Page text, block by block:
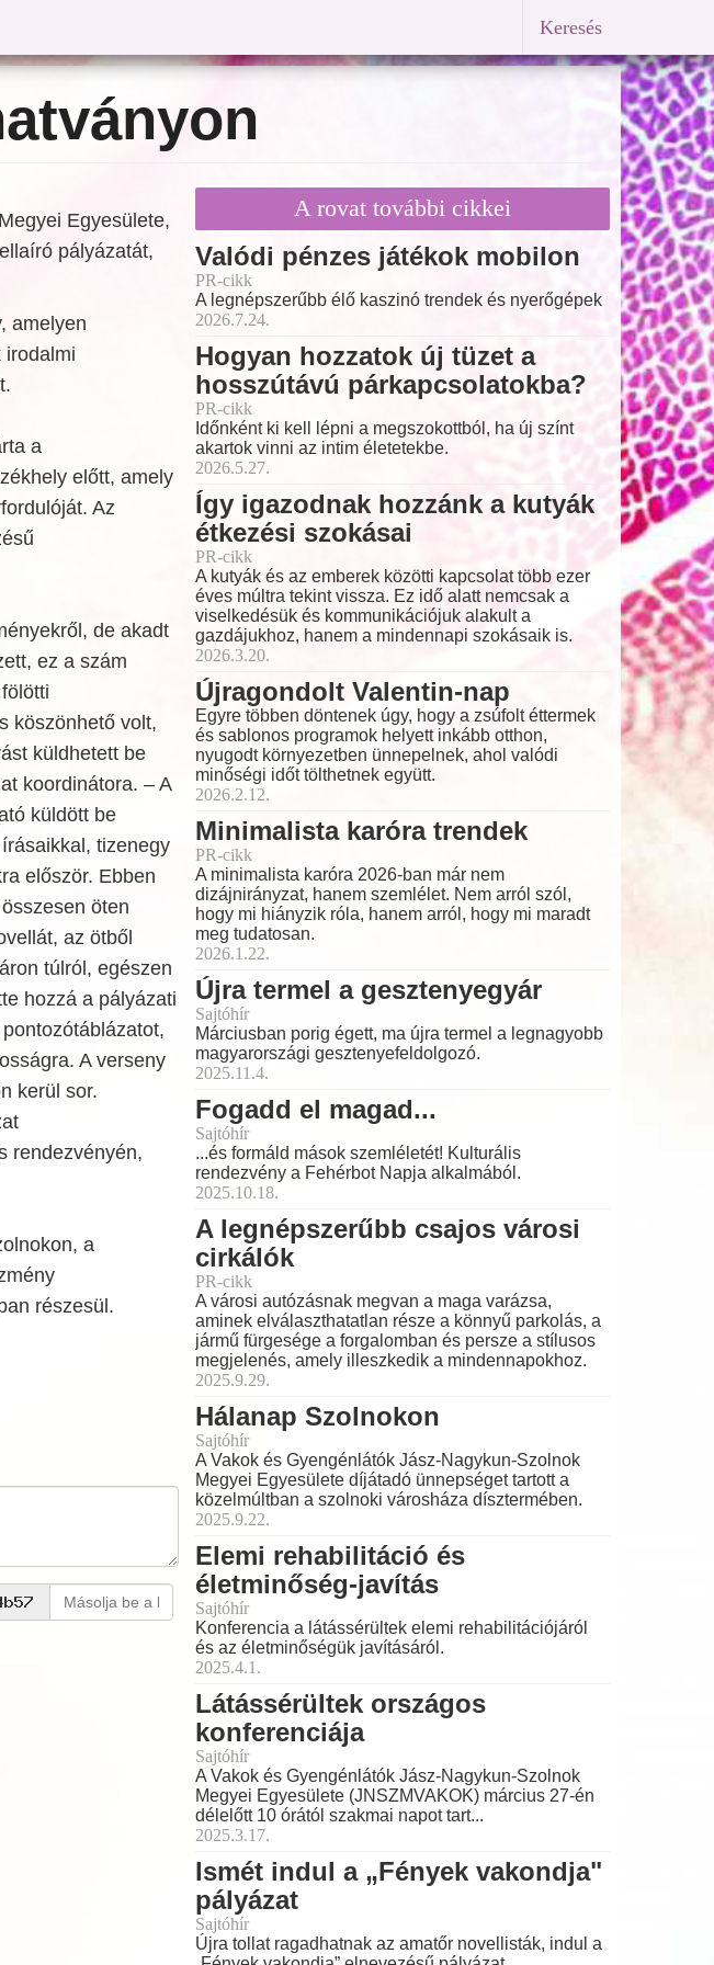
Keresés
Egyesülete,
pályázatát,
amelyen
irodalmi
a
előtt, amely
Az
de akadt
ez a szám
köszönhető volt,
küldhetett be
koordinátora. – A
küldött be
tizenegy
először. Ebben
öten
az ötből
túlról, egészen
hozzá a pályázati
A verseny
kerül sor.
rendezvényén,
a
részesül.
A rovat további cikkei
Valódi pénzes játékok mobilon
PR-cikk
A legnépszerűbb élő kaszinó trendek és nyerőgépek
2026.7.24.
Hogyan hozzatok új tüzet a
hosszútávú párkapcsolatokba?
PR-cikk
Időnként ki kell lépni a megszokottból, ha új színt
akartok vinni az intim életetekbe.
2026.5.27.
Így igazodnak hozzánk a kutyák
étkezési szokásai
PR-cikk
A kutyák és az emberek közötti kapcsolat több ezer
éves múltra tekint vissza. Ez idő alatt nemcsak a
viselkedésük és kommunikációjuk alakult a
gazdájukhoz, hanem a mindennapi szokásaik is.
2026.3.20.
Újragondolt Valentin-nap
Egyre többen döntenek úgy, hogy a zsúfolt éttermek
és sablonos programok helyett inkább otthon,
nyugodt környezetben ünnepelnek, ahol valódi
minőségi időt tölthetnek együtt.
2026.2.12.
Minimalista karóra trendek
PR-cikk
A minimalista karóra 2026-ban már nem
dizájnirányzat, hanem szemlélet. Nem arról szól,
hogy mi hiányzik róla, hanem arról, hogy mi maradt
meg tudatosan.
2026.1.22.
Újra termel a gesztenyegyár
Sajtóhír
Márciusban porig égett, ma újra termel a legnagyobb
magyarországi gesztenyefeldolgozó.
2025.11.4.
Fogadd el magad...
Sajtóhír
...és formáld mások szemléletét! Kulturális
rendezvény a Fehérbot Napja alkalmából.
2025.10.18.
A legnépszerűbb csajos városi
cirkálók
PR-cikk
A városi autózásnak megvan a maga varázsa,
aminek elválaszthatatlan része a könnyű parkolás, a
jármű fürgesége a forgalomban és persze a stílusos
megjelenés, amely illeszkedik a mindennapokhoz.
2025.9.29.
Hálanap Szolnokon
Sajtóhír
A Vakok és Gyengénlátók Jász-Nagykun-Szolnok
Megyei Egyesülete díjátadó ünnepséget tartott a
közelmúltban a szolnoki városháza dísztermében.
2025.9.22.
Elemi rehabilitáció és
életminőség-javítás
Sajtóhír
Konferencia a látássérültek elemi rehabilitációjáról
és az életminőségük javításáról.
2025.4.1.
Látássérültek országos
konferenciája
Sajtóhír
A Vakok és Gyengénlátók Jász-Nagykun-Szolnok
Megyei Egyesülete (JNSZMVAKOK) március 27-én
délelőtt 10 órától szakmai napot tart...
2025.3.17.
Ismét indul a „Fények vakondja"
pályázat
Sajtóhír
Újra tollat ragadhatnak az amatőr novellisták, indul a